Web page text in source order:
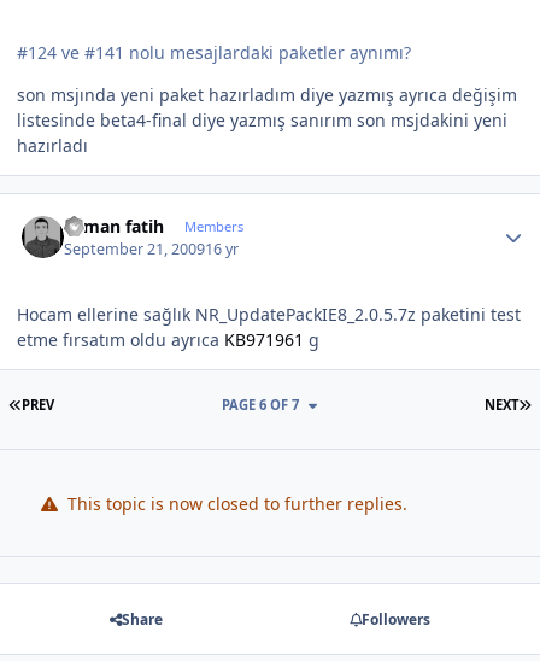
#124 ve #141 nolu mesajlardaki paketler aynımı?
son msjında yeni paket hazırladım diye yazmış ayrıca değişim
listesinde beta4-final diye yazmış sanırım son msjdakini yeni
hazırladı
osman fatih Members
September 21, 200916 yr
Hocam ellerine sağlık NR_UpdatePackIE8_2.0.5.7z paketini test
etme fırsatım oldu ayrıca KB971961 g
FIRST PAGE
PREV NEXT
PAGE 6 OF 7
This topic is now closed to further replies.
Share Followers